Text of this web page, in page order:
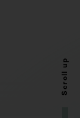
Scroll up